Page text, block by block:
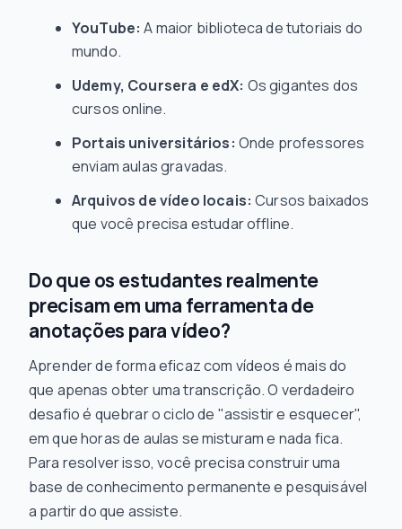
YouTube: A maior biblioteca de tutoriais do
mundo.
Udemy, Coursera e edX: Os gigantes dos
cursos online.
Portais universitários: Onde professores
enviam aulas gravadas.
Arquivos de vídeo locais: Cursos baixados
que você precisa estudar offline.
Do que os estudantes realmente
precisam em uma ferramenta de
anotações para vídeo?
Aprender de forma eficaz com vídeos é mais do
que apenas obter uma transcrição. O verdadeiro
desafio é quebrar o ciclo de "assistir e esquecer",
em que horas de aulas se misturam e nada fica.
Para resolver isso, você precisa construir uma
base de conhecimento permanente e pesquisável
a partir do que assiste.